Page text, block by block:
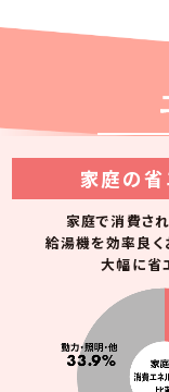
家庭の省
家庭で消費さ
給湯機を効率良く
大幅に省